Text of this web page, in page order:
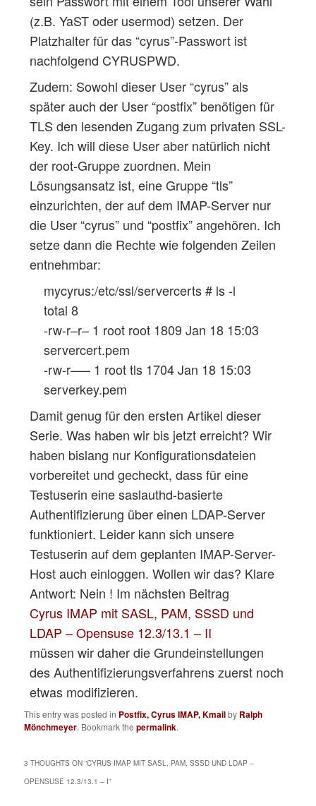
(z.B. YaST oder usermod) setzen. Der
Platzhalter für das “cyrus”-Passwort ist
nachfolgend CYRUSPWD.
Zudem: Sowohl dieser User “cyrus” als
später auch der User “postfix” benötigen für
TLS den lesenden Zugang zum privaten SSL-
Key. Ich will diese User aber natürlich nicht
der root-Gruppe zuordnen. Mein
Lösungsansatz ist, eine Gruppe “tls”
einzurichten, der auf dem IMAP-Server nur
die User “cyrus” und “postfix” angehören. Ich
setze dann die Rechte wie folgenden Zeilen
entnehmbar:
mycyrus:/etc/ssl/servercerts # ls -l
total 8
-rw-r–r– 1 root root 1809 Jan 18 15:03
servercert.pem
-rw-r—– 1 root tls 1704 Jan 18 15:03
serverkey.pem
Damit genug für den ersten Artikel dieser
Serie. Was haben wir bis jetzt erreicht? Wir
haben bislang nur Konfigurationsdateien
vorbereitet und gecheckt, dass für eine
Testuserin eine saslauthd-basierte
Authentifizierung über einen LDAP-Server
funktioniert. Leider kann sich unsere
Testuserin auf dem geplanten IMAP-Server-
Host auch einloggen. Wollen wir das? Klare
Antwort: Nein ! Im nächsten Beitrag
Cyrus IMAP mit SASL, PAM, SSSD und
LDAP – Opensuse 12.3/13.1 – II
müssen wir daher die Grundeinstellungen
des Authentifizierungsverfahrens zuerst noch
etwas modifizieren.
This entry was posted in Postfix, Cyrus IMAP, Kmailby Ralph
Mönchmeyer. Bookmark thepermalink.
3 THOUGHTS ON “CYRUS IMAP MIT SASL, PAM, SSSD UND LDAP –
OPENSUSE 12.3/13.1 – I”